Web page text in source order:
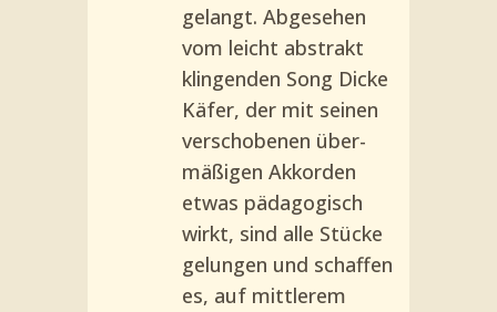
gelangt. Abgesehen
vom leicht abstrakt
klingenden Song Dicke
Käfer, der mit seinen
verschobenen über­
mäßigen Akkorden
etwas päda­gogisch
wirkt, sind alle Stücke
gelungen und schaffen
es, auf mittlerem